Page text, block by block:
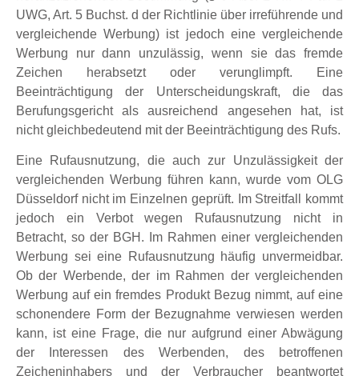
UWG, Art. 5 Buchst. d der Richtlinie über irreführende und
vergleichende Werbung) ist jedoch eine vergleichende
Werbung nur dann unzulässig, wenn sie das fremde
Zeichen herabsetzt oder verunglimpft. Eine
Beeinträchtigung der Unterscheidungskraft, die das
Berufungsgericht als ausreichend angesehen hat, ist
nicht gleichbedeutend mit der Beeinträchtigung des Rufs.
Eine Rufausnutzung, die auch zur Unzulässigkeit der
vergleichenden Werbung führen kann, wurde vom OLG
Düsseldorf nicht im Einzelnen geprüft. Im Streitfall kommt
jedoch ein Verbot wegen Rufausnutzung nicht in
Betracht, so der BGH. Im Rahmen einer vergleichenden
Werbung sei eine Rufausnutzung häufig unvermeidbar.
Ob der Werbende, der im Rahmen der vergleichenden
Werbung auf ein fremdes Produkt Bezug nimmt, auf eine
schonendere Form der Bezugnahme verwiesen werden
kann, ist eine Frage, die nur aufgrund einer Abwägung
der Interessen des Werbenden, des betroffenen
Zeicheninhabers und der Verbraucher beantwortet